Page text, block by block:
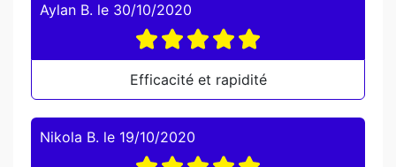
Aylan B. le 30/10/2020
Efficacité et rapidité
Nikola B. le 19/10/2020